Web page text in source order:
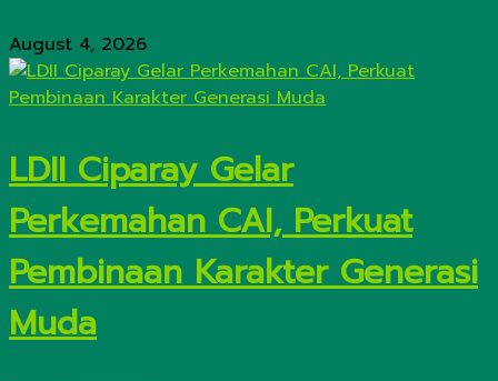
August 4, 2026
LDII Ciparay Gelar
Perkemahan CAI, Perkuat
Pembinaan Karakter Generasi
Muda